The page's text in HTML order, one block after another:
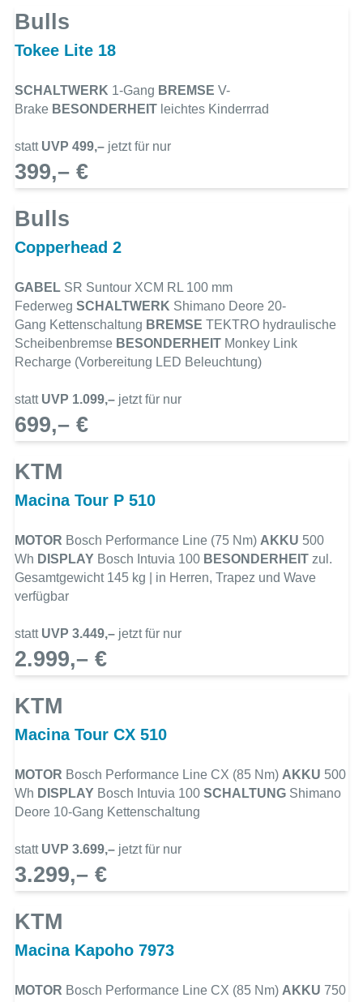
Bulls
Tokee Lite 18
SCHALTWERK 1-Gang BREMSE V-
Brake BESONDERHEIT leichtes Kinderrrad
statt UVP 499,– jetzt für nur
399,– €
Bulls
Copperhead 2
GABEL SR Suntour XCM RL 100 mm
Federweg SCHALTWERK Shimano Deore 20-
Gang Kettenschaltung BREMSE TEKTRO hydraulische
Scheibenbremse BESONDERHEIT Monkey Link
Recharge (Vorbereitung LED Beleuchtung)
statt UVP 1.099,– jetzt für nur
699,– €
KTM
Macina Tour P 510
MOTOR Bosch Performance Line (75 Nm) AKKU 500
Wh DISPLAY Bosch Intuvia 100 BESONDERHEIT zul.
Gesamtgewicht 145 kg | in Herren, Trapez und Wave
verfügbar
statt UVP 3.449,– jetzt für nur
2.999,– €
KTM
Macina Tour CX 510
MOTOR Bosch Performance Line CX (85 Nm) AKKU 500
Wh DISPLAY Bosch Intuvia 100 SCHALTUNG Shimano
Deore 10-Gang Kettenschaltung
statt UVP 3.699,– jetzt für nur
3.299,– €
KTM
Macina Kapoho 7973
MOTOR Bosch Performance Line CX (85 Nm) AKKU 750